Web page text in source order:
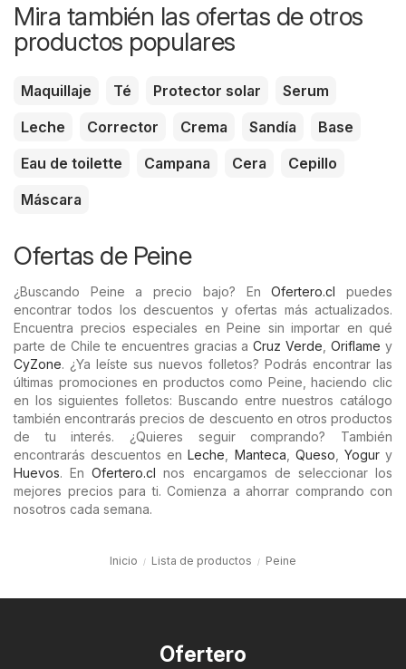
Mira también las ofertas de otros
productos populares
Maquillaje Té Protector solar
Serum
Leche
Corrector Crema Sandía
Base
Eau de toilette
Campana Cera
Cepillo
Máscara
Ofertas de Peine
¿Buscando Peine a precio bajo? EnOfertero.cl puedes
encontrar todos los descuentos y ofertas más actualizados.
Encuentra precios especiales en Peine sin importar en qué
parte de Chile te encuentres gracias aCruz Verde ,Oriflame y
CyZone. ¿Ya leíste sus nuevos folletos? Podrás encontrar las
últimas promociones en productos como Peine, haciendo clic
en los siguientes folletos: Buscando entre nuestros catálogo
también encontrarás precios de descuento en otros productos
de tu interés. ¿Quieres seguir comprando? También
encontrarás descuentos enLeche Manteca Queso Yogury
Huevos. EnOfertero.cl nos encargamos de seleccionar los
mejores precios para ti. Comienza a ahorrar comprando con
nosotros cada semana.
Inicio Lista de productos Peine
Ofertero